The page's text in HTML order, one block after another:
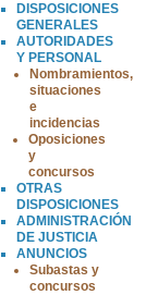
DISPOSICIONES
GENERALES
AUTORIDADES
Y PERSONAL
Nombramientos,
situaciones
e
incidencias
Oposiciones
y
concursos
OTRAS
DISPOSICIONES
ADMINISTRACIÓN
DE JUSTICIA
ANUNCIOS
Subastas y
concursos